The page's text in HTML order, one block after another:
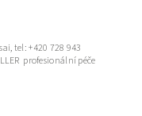
tel: +420 728 943
péče